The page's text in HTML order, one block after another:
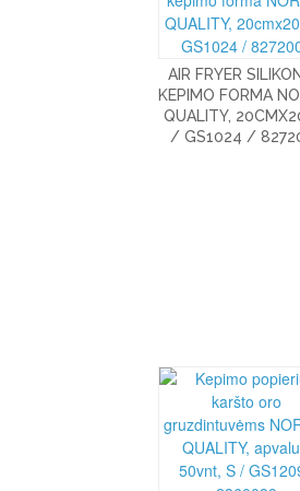
AIR FRYER
KEPIMO FORMA
QUALITY,
/ GS1024 /